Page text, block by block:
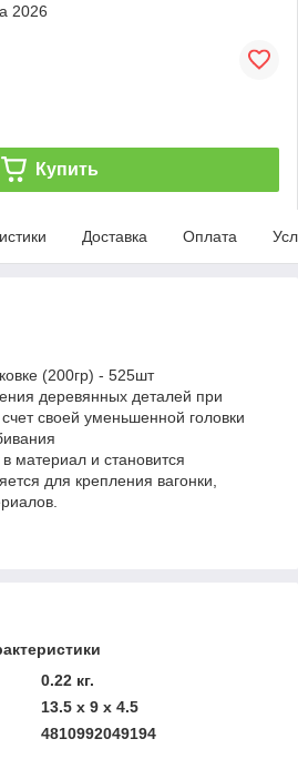
2026
Купить
Доставка Оплата
(200гр) - 525шт
деревянных деталей при
своей уменьшенной головки
материал и становится
для крепления вагонки,
0.22 кг.
13.5 x 9 x 4.5
4810992049194